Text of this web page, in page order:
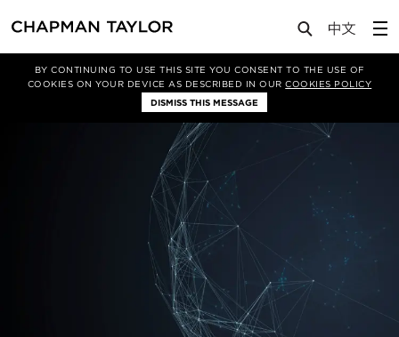
BY CONTINUING TO USE THIS SITE YOU CONSENT TO THE USE OF
COOKIES ON YOUR DEVICE AS DESCRIBED IN OURCOOKIES POLICY
DISMISS THIS MESSAGE
Media Insights Article